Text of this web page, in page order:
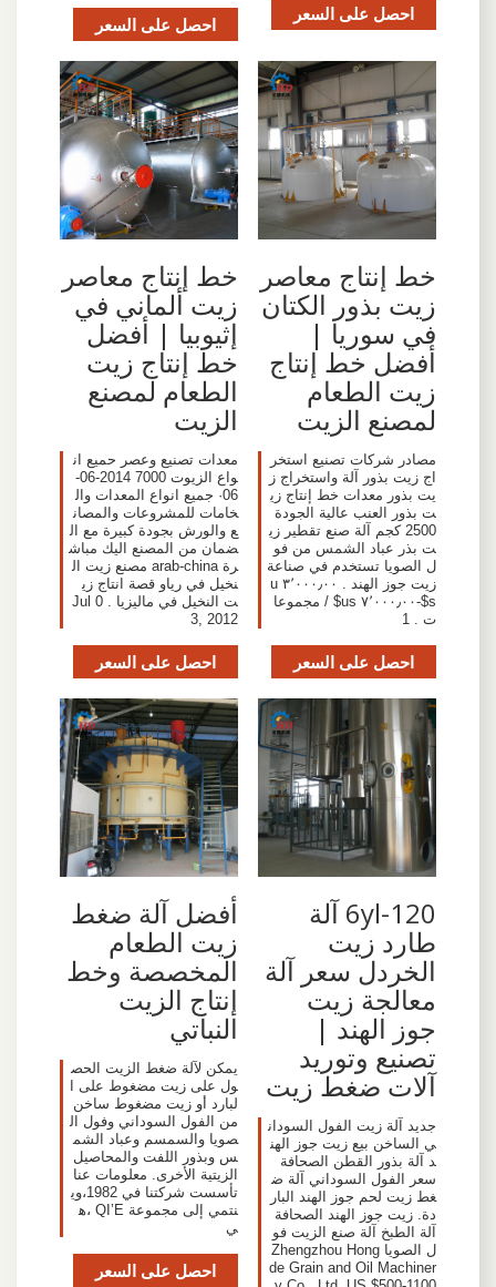
احصل على السعر احصل على السعر
خط إنتاج معاصر
زيت بذور الكتان
في سوريا |
أفضل خط إنتاج
زيت الطعام
لمصنع الزيت
مصادر شركات تصنيع استخر
اج زيت بذور آلة واستخراج ز
يت بذور معدات خط إنتاج زي
ت بذور العنب عالية الجودة
2500 كجم آلة صنع تقطير زي
ت بذر عباد الشمس من فو
ل الصويا تستخدم في صناعة
زيت جوز الهند . ٣٬٠٠٠٫٠٠ u
s$-٧٬٠٠٠٫٠٠ us$ / مجموعا
ت . 1
احصل على السعر
خط إنتاج معاصر
زيت ألماني في
إثيوبيا | أفضل
خط إنتاج زيت
الطعام لمصنع
الزيت
معدات تصنيع وعصر حميع ان
واع الزيوت 7000 2014-06-
06· جميع انواع المعدات وال
خامات للمشروعات والمصان
ع والورش بجودة كبيرة مع ال
ضمان من المصنع اليك مباش
رة arab-china مصنع زيت ال
نخيل في رياو قصة انتاج زي
ت النخيل في ماليزيا . Jul 0
3, 2012
احصل على السعر
6yl-120 آلة
طارد زيت
الخردل سعر آلة
معالجة زيت
جوز الهند |
تصنيع وتوريد
آلات ضغط زيت
جديد آلة زيت الفول السودان
ي الساخن بيع زيت جوز الهن
د آلة بذور القطن الصحافة
سعر الفول السوداني آلة ض
غط زيت لحم جوز الهند البار
دة. زيت جوز الهند الصحافة
آلة الطبخ آلة صنع الزيت فو
ل الصويا Zhengzhou Hong
de Grain and Oil Machiner
أفضل آلة ضغط
زيت الطعام
المخصصة وخط
إنتاج الزيت
النباتي
يمكن لآلة ضغط الزيت الحص
ول على زيت مضغوط على ا
لبارد أو زيت مضغوط ساخن
من الفول السوداني وفول ال
صويا والسمسم وعباد الشم
س وبذور اللفت والمحاصيل
الزيتية الأخرى. معلومات عنا
تأسست شركتنا في 1982،وي
نتمي إلى مجموعة QI’E ،ه
ي
احصل على السعر